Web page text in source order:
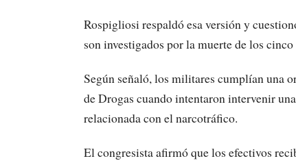
Rospigliosi respaldó esa versión y
son investigados por la muerte de los
Según señaló, los militares cumplían una
de Drogas cuando intentaron intervenir
relacionada con el narcotráfico.
El congresista afirmó que los efectivos